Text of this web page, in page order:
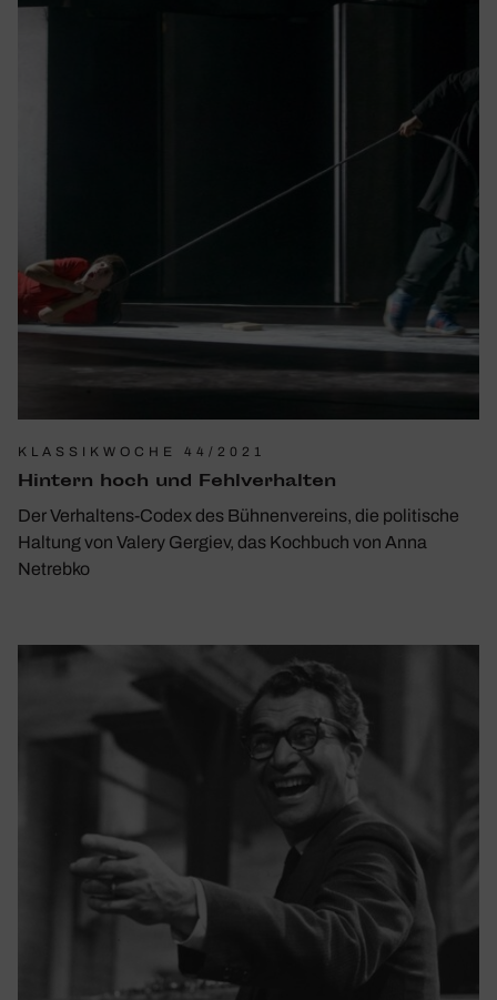
KLASSIKWOCHE 44/2021
Hintern hoch und Fehl­ver­halten
Der Verhaltens-Codex des Bühnenvereins, die politische
Haltung von Valery Gergiev, das Kochbuch von Anna
Netrebko